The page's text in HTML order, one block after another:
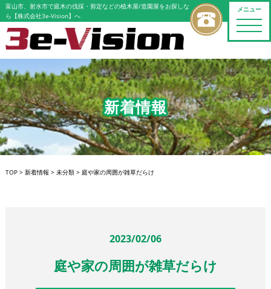
メニュー
toggle
富山市、射水市で庭木の伐採・剪定などの植木屋/造園屋をお探しな
ら【株式会社3e-Vision】へ
新着情報
TOP> 新着情報 > 未分類> 庭や家の周囲が雑草だらけ
2023/02/06
庭や家の周囲が雑草だらけ